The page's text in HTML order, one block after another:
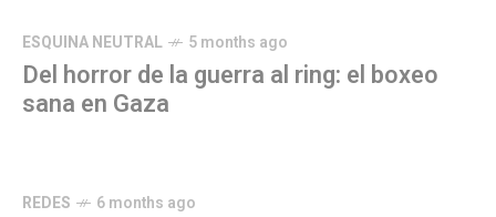
ESQUINA NEUTRAL 5 months ago
Del horror de la guerra al ring: el boxeo
sana en Gaza
REDES 6 months ago